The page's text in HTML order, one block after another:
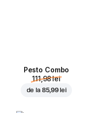
Pesto Combo
111,98 lei
de la 85,99 lei